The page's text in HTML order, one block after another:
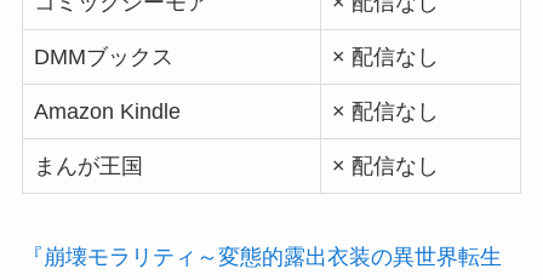
DMMブックス × 配信なし
Amazon Kindle × 配信なし
まんが王国 × 配信なし
『崩壊モラリティ～変態的露出衣装の異世界転生